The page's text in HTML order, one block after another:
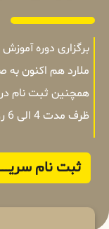
برگزاری دوره
ملارد هم اکنون
همچنین ثبت نام
ظرف مدت 4 الی 6 روز در تهران برگزار میشوند .
ثبت نام